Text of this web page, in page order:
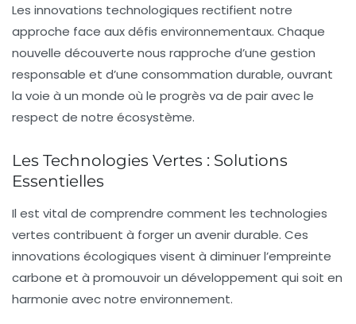
Les innovations technologiques rectifient notre
approche face aux défis environnementaux. Chaque
nouvelle découverte nous rapproche d’une gestion
responsable et d’une consommation durable, ouvrant
la voie à un monde où le progrès va de pair avec le
respect de notre écosystème.
Les Technologies Vertes : Solutions
Essentielles
Il est vital de comprendre comment les technologies
vertes contribuent à forger un avenir durable. Ces
innovations écologiques visent à diminuer l’empreinte
carbone et à promouvoir un développement qui soit en
harmonie avec notre environnement.